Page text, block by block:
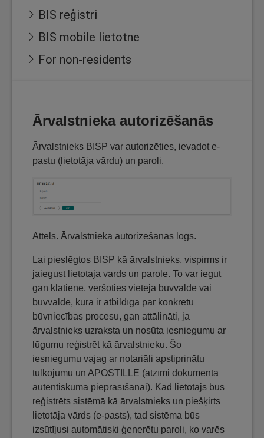
BIS reģistri
BIS mobile lietotne
For non-residents
Ārvalstnieka autorizēšanās
Ārvalstnieks BISP var autorizēties, ievadot e-
pastu (lietotāja vārdu) un paroli.
Attēls. Ārvalstnieka autorizēšanās logs.
Lai pieslēgtos BISP kā ārvalstnieks, vispirms ir
jāiegūst lietotājā vārds un parole. To var iegūt
gan klātienē, vēršoties vietējā būvvaldē vai
būvvaldē, kura ir atbildīga par konkrētu
būvniecības procesu, gan attālināti, ja
ārvalstnieks uzraksta un nosūta iesniegumu ar
lūgumu reģistrēt kā ārvalstnieku. Šo
iesniegumu vajag ar notariāli apstiprinātu
tulkojumu un APOSTILLE (atzīmi dokumenta
autentiskuma pieprasīšanai). Kad lietotājs būs
reģistrēts sistēmā kā ārvalstnieks un piešķirts
lietotāja vārds (e-pasts), tad sistēma būs
izsūtījusi automātiski ģenerētu paroli, ko varēs